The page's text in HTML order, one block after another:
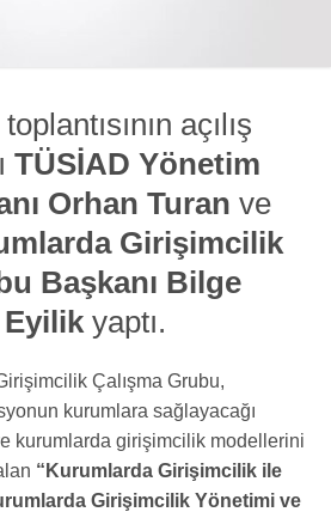
açılış
TÜSİAD Yönetim
Orhan Turan ve
Girişimcilik
Başkanı Bilge
Eyilik yaptı.
Çalışma Grubu,
kurumlara sağlayacağı
kurumlarda girişimcilik modellerini
“Kurumlarda Girişimcilik ile
Girişimcilik Yönetimi ve